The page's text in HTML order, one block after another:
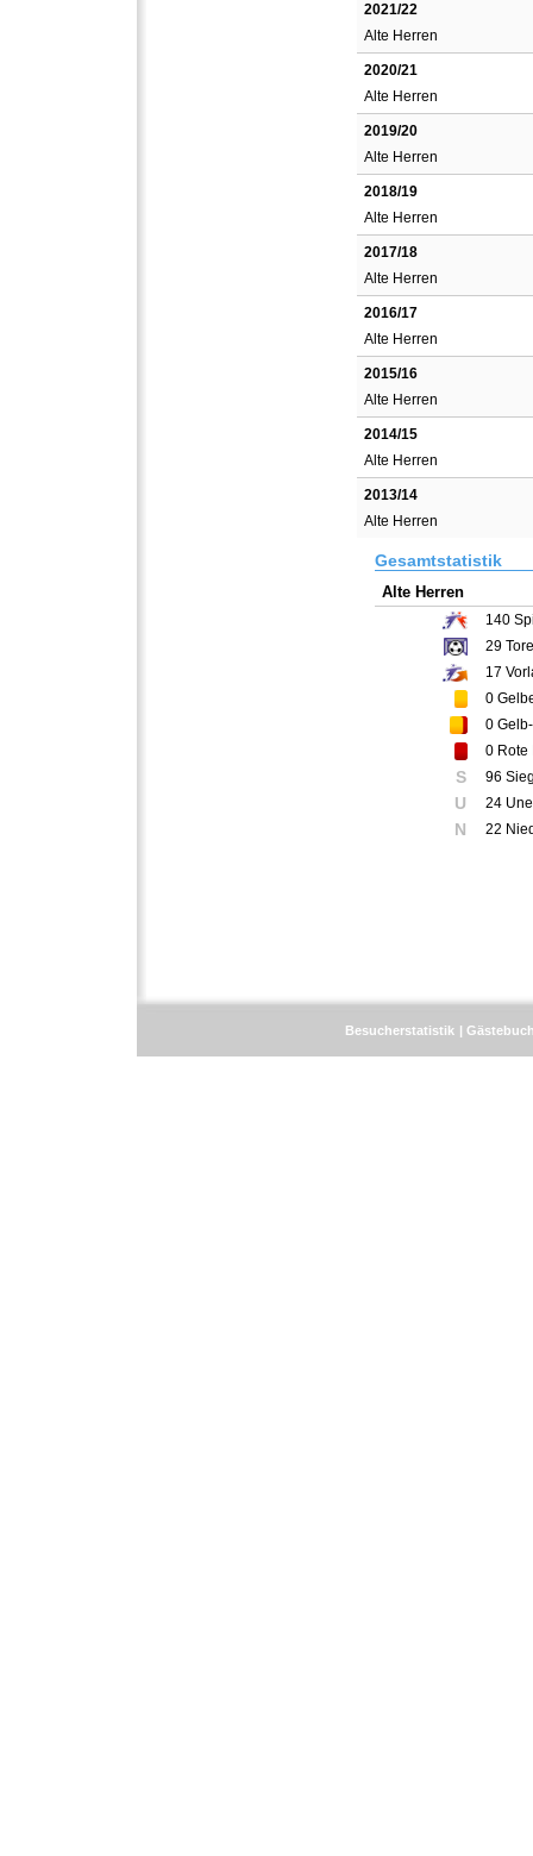
2021/22
Alte Herren
2020/21
Alte Herren
2019/20
Alte Herren
2018/19
Alte Herren
2017/18
Alte Herren
2016/17
Alte Herren
2015/16
Alte Herren
2014/15
Alte Herren
2013/14
Alte Herren
Gesamtstatistik
Alte Herren
140
29 Tore
17
0
0
0 Rote
S 96
U 24
N 22
Besucherstatistik